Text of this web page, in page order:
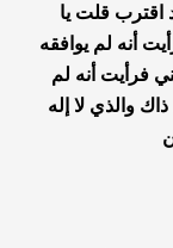
اقترب قلت يا
أنه لم يوافقه
فرأيت أنه لم
والذي لا إله